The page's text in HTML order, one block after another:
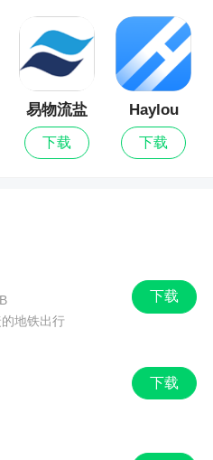
那个新出的在屏幕上的小
主屏幕就没有了，应用后
告真的多，选主题的时候
的很烦，体验感极差的软
不推荐，会员还那么贵
、瓶盖吧唧、亚克力拍立
、搞怪吧唧小号、搞怪吧
易物流盐
田
下载
Haylou
Fun
下载
下载
地铁出行
下载